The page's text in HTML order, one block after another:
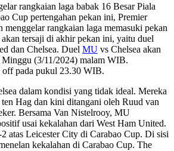
rangkaian laga babak 16 Besar Piala
Cup pertengahan pekan ini, Premier
menggelar rangkaian laga memasuki pekan
tersaji di akhir pekan ini, yaitu duel
dan Chelsea. Duel MU vs Chelsea akan
(3/11/2024) malam WIB.
off pada pukul 23.30 WIB.
dalam kondisi yang tidak ideal. Mereka
Hag dan kini ditangani oleh Ruud van
Bersama Van Nistelrooy, MU
usai kekalahan dari West Ham United.
atas Leicester City di Carabao Cup. Di sisi
kekalahan di Carabao Cup. The